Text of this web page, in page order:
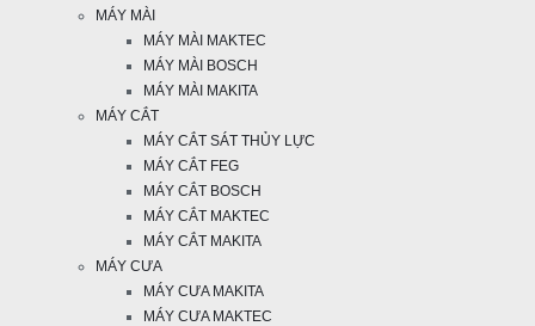
MÁY MÀI
MÁY MÀI MAKTEC
MÁY MÀI BOSCH
MÁY MÀI MAKITA
MÁY CẮT
MÁY CẮT SÁT THỦY LỰC
MÁY CẮT FEG
MÁY CẮT BOSCH
MÁY CẮT MAKTEC
MÁY CẮT MAKITA
MÁY CƯA
MÁY CƯA MAKITA
MÁY CƯA MAKTEC